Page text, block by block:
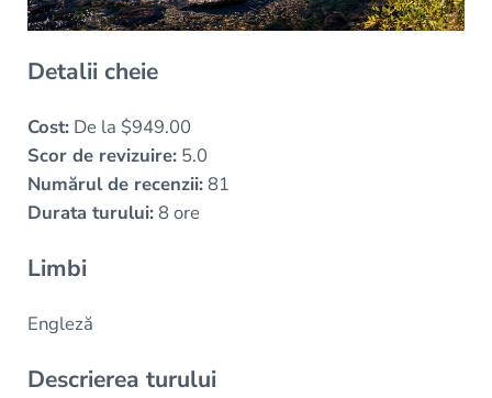
Detalii cheie
Cost:De la $949.00
Scor de revizuire:5.0
Numărul de recenzii:81
Durata turului:8 ore
Limbi
Engleză
Descrierea turului